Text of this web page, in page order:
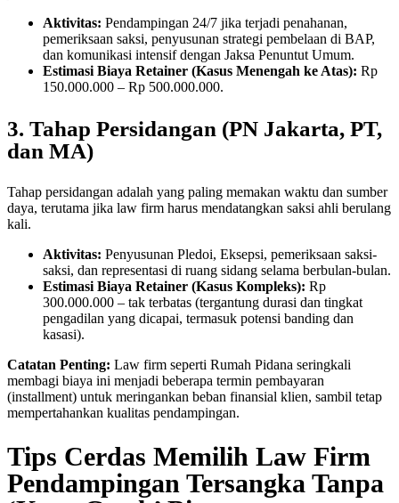
Aktivitas: Pendampingan 24/7 jika terjadi penahanan,
pemeriksaan saksi, penyusunan strategi pembelaan di BAP,
dan komunikasi intensif dengan Jaksa Penuntut Umum.
Estimasi Biaya Retainer (Kasus Menengah ke Atas): Rp
150.000.000 – Rp 500.000.000.
3. Tahap Persidangan (PN Jakarta, PT,
dan MA)
Tahap persidangan adalah yang paling memakan waktu dan sumber
daya, terutama jika law firm harus mendatangkan saksi ahli berulang
kali.
Aktivitas: Penyusunan Pledoi, Eksepsi, pemeriksaan saksi-
saksi, dan representasi di ruang sidang selama berbulan-bulan.
Estimasi Biaya Retainer (Kasus Kompleks): Rp
300.000.000 – tak terbatas (tergantung durasi dan tingkat
pengadilan yang dicapai, termasuk potensi banding dan
kasasi).
Catatan Penting: Law firm seperti Rumah Pidana seringkali
membagi biaya ini menjadi beberapa termin pembayaran
(installment) untuk meringankan beban finansial klien, sambil tetap
mempertahankan kualitas pendampingan.
Tips Cerdas Memilih Law Firm
Pendampingan Tersangka Tanpa